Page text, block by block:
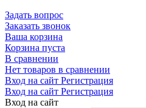
Задать вопрос
Заказать звонок
Ваша корзина
Корзина пуста
В сравнении
Нет товаров в сравнении
Вход на сайт Регистрация
Вход на сайт Регистрация
Вход на сайт